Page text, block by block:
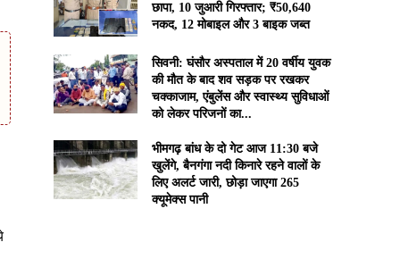
छापा, 10 जुआरी गिरफ्तार; ₹50,640
नकद, 12 मोबाइल और 3 बाइक जब्त
सिवनी: घंसौर अस्पताल में 20 वर्षीय युवक
की मौत के बाद शव सड़क पर रखकर
चक्काजाम, एंबुलेंस और स्वास्थ्य सुविधाओं
को लेकर परिजनों का...
भीमगढ़ बांध के दो गेट आज 11:30 बजे
खुलेंगे, बैनगंगा नदी किनारे रहने वालों के
लिए अलर्ट जारी, छोड़ा जाएगा 265
क्यूमेक्स पानी